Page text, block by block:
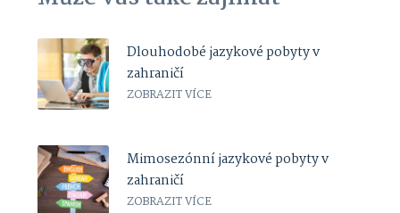
Dlouhodobé jazykové pobyty v
zahraničí
ZOBRAZIT VÍCE
Mimosezónní jazykové pobyty v
zahraničí
ZOBRAZIT VÍCE